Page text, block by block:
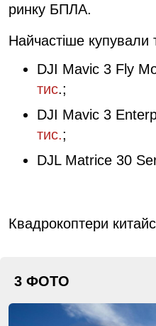
ринку БПЛА.
Найчастіше купували
DJI Mavic 3 Fly
тис.;
DJI Mavic 3
тис.;
DJL Matrice 30
Квадрокоптери
3 ФОТО